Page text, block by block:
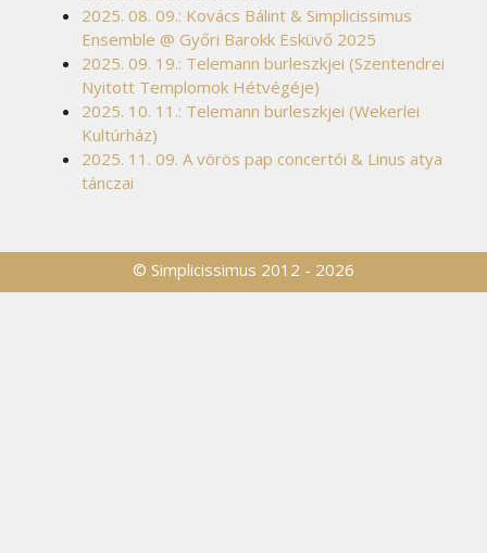
2025. 08. 09.: Kovács Bálint & Simplicissimus
Ensemble @ Győri Barokk Esküvő 2025
2025. 09. 19.: Telemann burleszkjei (Szentendrei
Nyitott Templomok Hétvégéje)
2025. 10. 11.: Telemann burleszkjei (Wekerlei
Kultúrház)
2025. 11. 09. A vörös pap concertói & Linus atya
tánczai
© Simplicissimus 2012 - 2026